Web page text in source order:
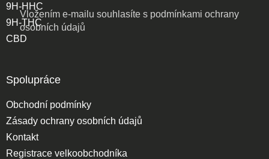
Vložením e-mailu souhlasíte s podmínkami ochrany
osobních údajů
9H-HHC
9H-THC
CBD
Spolupráce
Obchodní podmínky
Zásady ochrany osobních údajů
Kontakt
Registrace velkoobchodníka